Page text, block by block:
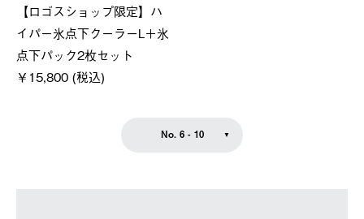
【ロゴスショップ限定】ハ
イパー氷点下クーラーL＋氷
点下パック2枚セット
￥15,800 (税込)
No. 6 - 10